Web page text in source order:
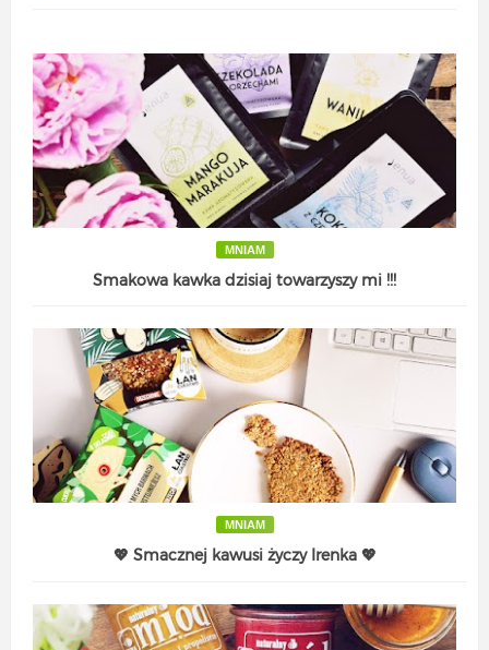
MNIAM
Smakowa kawka dzisiaj towarzyszy mi !!!
MNIAM
💖 Smacznej kawusi życzy Irenka 💖